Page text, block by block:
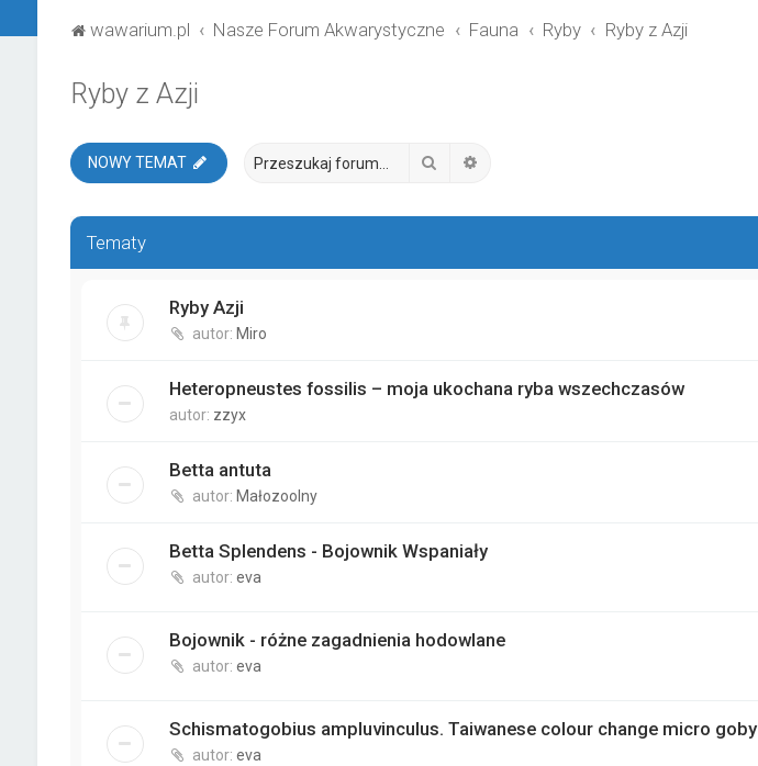
wawarium.pl Nasze Forum Akwarystyczne Fauna Ryby Ryby z Azji
Ryby z Azji
NOWY TEMAT Szukaj
Tematy
Ryby Azji
autor: Miro
Heteropneustes fossilis – moja ukochana ryba wszechczasów
autor: zzyx
Betta antuta
autor: Małozoolny
Betta Splendens - Bojownik Wspaniały
autor: eva
Bojownik - różne zagadnienia hodowlane
autor: eva
Schismatogobius ampluvinculus. Taiwanese colour change micro goby
autor: eva